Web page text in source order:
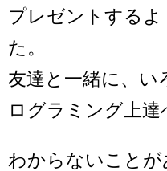
プレゼントする
た。
友達と一緒に、
ログラミング上達
わからないこと